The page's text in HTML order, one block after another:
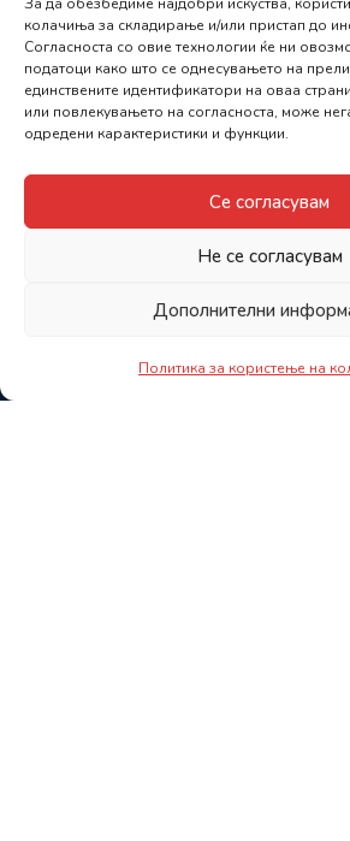
колачиња за складирање и/или пристап до
Согласноста со овие технологии ќе ни
податоци како што се однесувањето на
единствените идентификатори на оваа
или повлекувањето на согласноста, може
одредени карактеристики и функции.
Се согласувам
Не се согласувам
Дополнителни
Политика за користење на